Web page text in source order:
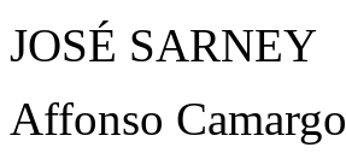
JOSÉ SARNEY
Affonso Camargo